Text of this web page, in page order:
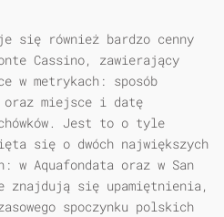
się również bardzo cenny
Cassino, zawierający
w metrykach: sposób
miejsce i datę
Jest to o tyle
się o dwóch największych
w Aquafondata oraz w San
się upamiętnienia,
spoczynku polskich